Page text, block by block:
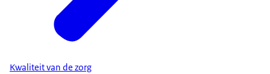
Kwaliteit van de zorg